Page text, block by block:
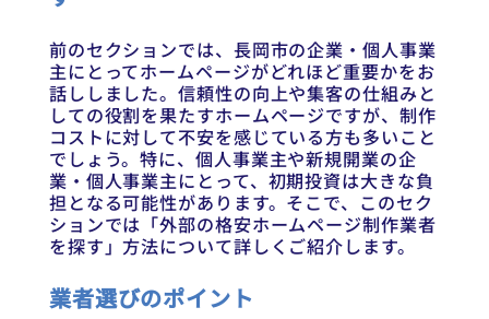
前のセクションでは、長岡市の企業・個人事業
主にとってホームページがどれほど重要かをお
話ししました。信頼性の向上や集客の仕組みと
しての役割を果たすホームページですが、制作
コストに対して不安を感じている方も多いこと
でしょう。特に、個人事業主や新規開業の企
業・個人事業主にとって、初期投資は大きな負
担となる可能性があります。そこで、このセク
ションでは「外部の格安ホームページ制作業者
を探す」方法について詳しくご紹介します。
業者選びのポイント